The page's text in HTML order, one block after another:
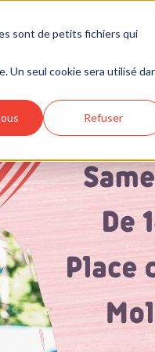
sont de petits fichiers qui
Un seul cookie sera utilisé
Refuser